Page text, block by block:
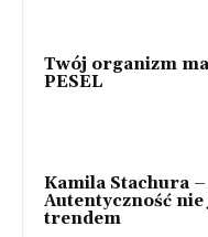
Twój organizm ma
PESEL
Kamila Stachura –
Autentyczność nie
trendem